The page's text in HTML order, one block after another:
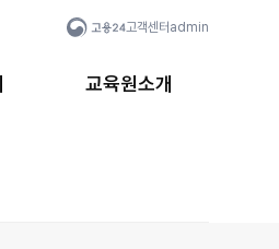
고객센터 admin
교육원소개